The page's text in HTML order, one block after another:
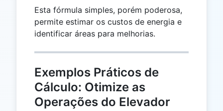
Esta fórmula simples, porém poderosa,
permite estimar os custos de energia e
identificar áreas para melhorias.
Exemplos Práticos de
Cálculo: Otimize as
Operações do Elevador